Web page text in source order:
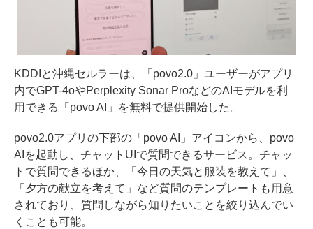
KDDIと沖縄セルラーは、「povo2.0」ユーザーがアプリ
内でGPT-4oやPerplexity Sonar ProなどのAIモデルを利
用できる「povo AI」を無料で提供開始した。
povo2.0アプリの下部の「povo AI」アイコンから、povo
AIを起動し、チャットUIで質問できるサービス。チャッ
トで質問できるほか、「今日の天気と服装を教えて」、
「夕方の献立を考えて」など質問のテンプレートも用意
されており、質問しながら知りたいことを絞り込んでい
くことも可能。